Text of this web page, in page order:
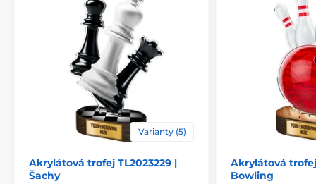
Varianty (5)
Akrylátová trofej TL2023229 |
Šachy
Akrylátová trofej
Bowling